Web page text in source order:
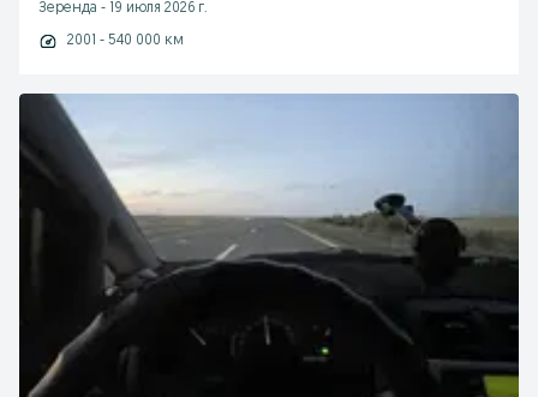
Зеренда - 19 июля 2026 г.
2001 - 540 000 км